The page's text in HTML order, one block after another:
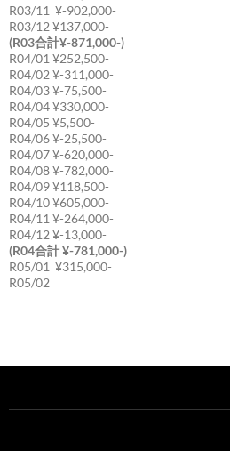
R03/11 ¥-902,000-
R03/12 ¥137,000-
(R03合計¥-871,000-)
R04/01 ¥252,500-
R04/02 ¥-311,000-
R04/03 ¥-75,500-
R04/04 ¥330,000-
R04/05 ¥5,500-
R04/06 ¥-25,500-
R04/07 ¥-620,000-
R04/08 ¥-782,000-
R04/09 ¥118,500-
R04/10 ¥605,000-
R04/11 ¥-264,000-
R04/12 ¥-13,000-
(R04合計 ¥-781,000-)
R05/01 ¥315,000-
R05/02